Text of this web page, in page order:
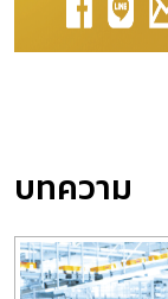
บทความ